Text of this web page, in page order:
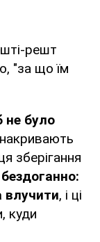
решт
"за що їм
не було
зберігання
влучити, і ці
куди